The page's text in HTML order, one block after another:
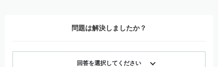
問題は解決しましたか？
回答を選択してください